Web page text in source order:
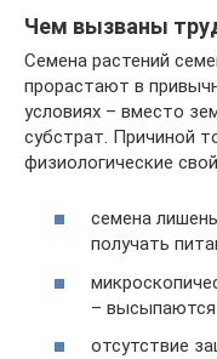
Чем вызваны
Семена растений
прорастают в
условиях – вместо
субстрат. Причиной
физиологические
семена
получать
– высыпаются
отсутствие